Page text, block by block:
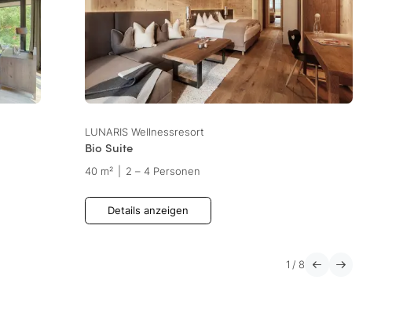
LUNARIS Wellnessresort
Bio Suite
40 m² 2 – 4 Personen
Details anzeigen
1 / 8